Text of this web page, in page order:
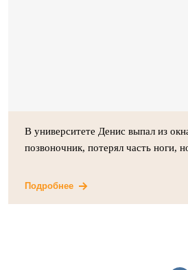
В университете Денис выпал из
позвоночник, потерял часть ноги,
Подробнее